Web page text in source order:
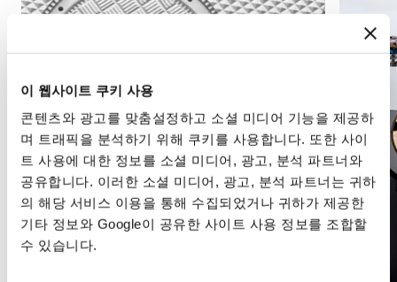
이 웹사이트 쿠키 사용
콘텐츠와 광고를 맞춤설정하고 소셜 미디어 기능을 제공하
며 트래픽을 분석하기 위해 쿠키를 사용합니다. 또한 사이
트 사용에 대한 정보를 소셜 미디어, 광고, 분석 파트너와
공유합니다. 이러한 소셜 미디어, 광고, 분석 파트너는 귀하
의 해당 서비스 이용을 통해 수집되었거나 귀하가 제공한
기타 정보와 Google이 공유한 사이트 사용 정보를 조합할
수 있습니다.